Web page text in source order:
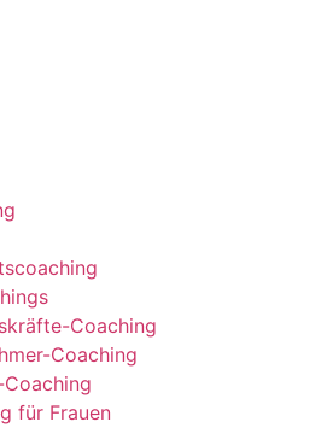
Coaching
Coaching
für Frauen